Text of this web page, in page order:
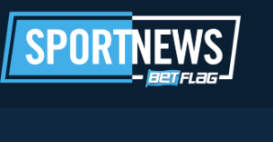
al
contenuto